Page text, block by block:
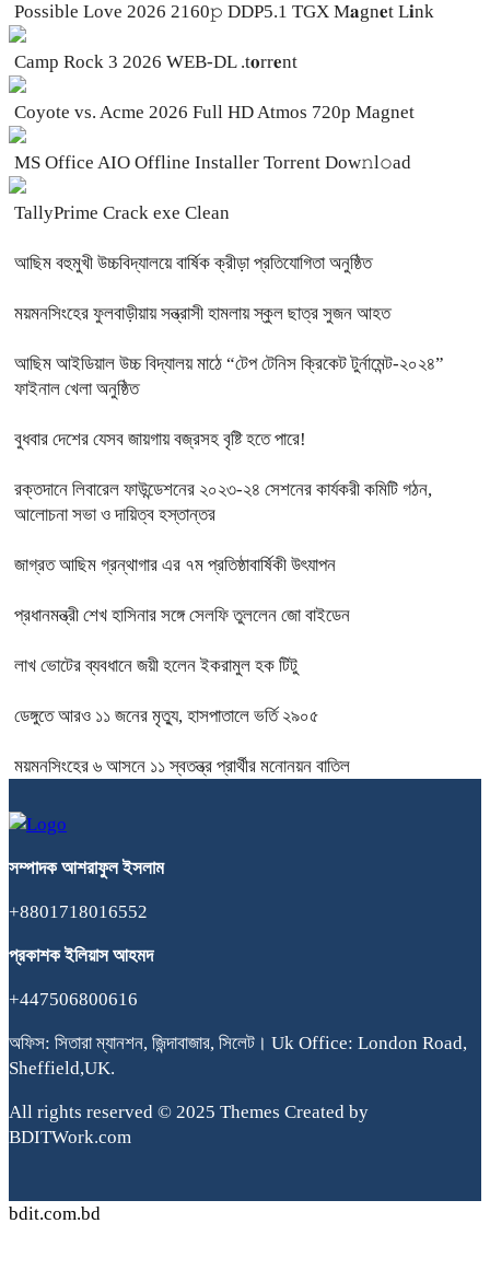
Possible Love 2026 2160𝚙 DDP5.1 TGX M𝐚gn𝐞t L𝐢nk
Camp Rock 3 2026 WEB-DL .t𝐨rr𝐞nt
Coyote vs. Acme 2026 Full HD Atmos 720p Magnet
MS Office AIO Offline Installer Torrent Dow𝚗l𝚘аd
TallyPrime Crack exe Clean
আছিম বহুমুখী উচ্চবিদ্যালয়ে বার্ষিক ক্রীড়া প্রতিযোগিতা অনুষ্ঠিত
ময়মনসিংহের ফুলবাড়ীয়ায় সন্ত্রাসী হামলায় স্কুল ছাত্র সুজন আহত
আছিম আইডিয়াল উচ্চ বিদ্যালয় মাঠে “টেপ টেনিস ক্রিকেট টুর্নামেন্ট-২০২৪”
ফাইনাল খেলা অনুষ্ঠিত
বুধবার দেশের যেসব জায়গায় বজ্রসহ বৃষ্টি হতে পারে!
রক্তদানে লিবারেল ফাউন্ডেশনের ২০২৩-২৪ সেশনের কার্যকরী কমিটি গঠন,
আলোচনা সভা ও দায়িত্ব হস্তান্তর
জাগ্রত আছিম গ্রন্থাগার এর ৭ম প্রতিষ্ঠাবার্ষিকী উৎযাপন
প্রধানমন্ত্রী শেখ হাসিনার সঙ্গে সেলফি তুললেন জো বাইডেন
লাখ ভোটের ব্যবধানে জয়ী হলেন ইকরামুল হক টিটু
ডেঙ্গুতে আরও ১১ জনের মৃত্যু, হাসপাতালে ভর্তি ২৯০৫
ময়মনসিংহের ৬ আসনে ১১ স্বতন্ত্র প্রার্থীর মনোনয়ন বাতিল
সম্পাদক আশরাফুল ইসলাম
+8801718016552
প্রকাশক ইলিয়াস আহমদ
+447506800616
অফিস: সিতারা ম্যানশন, জিন্দাবাজার, সিলেট। Uk Office: London Road,
Sheffield,UK.
All rights reserved © 2025 Themes Created by
BDITWork.com
bdit.com.bd